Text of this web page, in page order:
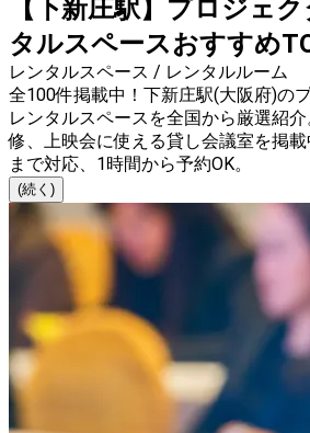
【下新庄駅】プロジェ
タルスペースおすすめ
レンタルスペース / レンタルルーム
全100件掲載中！下新庄駅(大阪府)の
レンタルスペースを全国から厳選紹
修、上映会に使える貸し会議室を掲
まで対応、1時間から予約OK。
(続く)